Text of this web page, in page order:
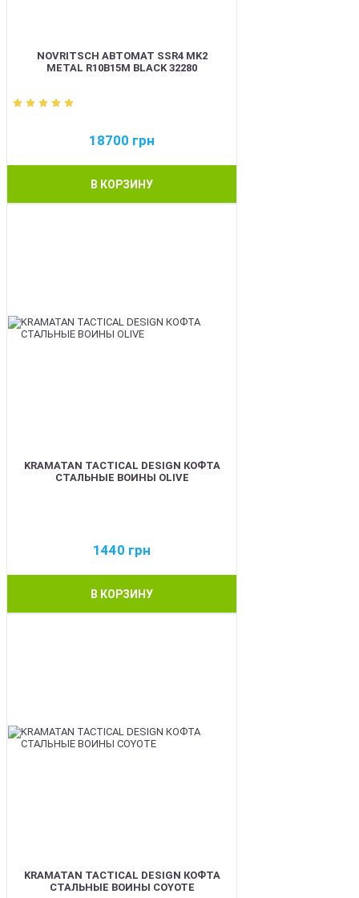
NOVRITSCH АВТОМАТ SSR4 MK2
METAL R10B15M BLACK 32280
18700 грн
В КОРЗИНУ
KRAMATAN TACTICAL DESIGN КОФТА
СТАЛЬНЫЕ ВОИНЫ OLIVE
1440 грн
В КОРЗИНУ
KRAMATAN TACTICAL DESIGN КОФТА
СТАЛЬНЫЕ ВОИНЫ COYOTE